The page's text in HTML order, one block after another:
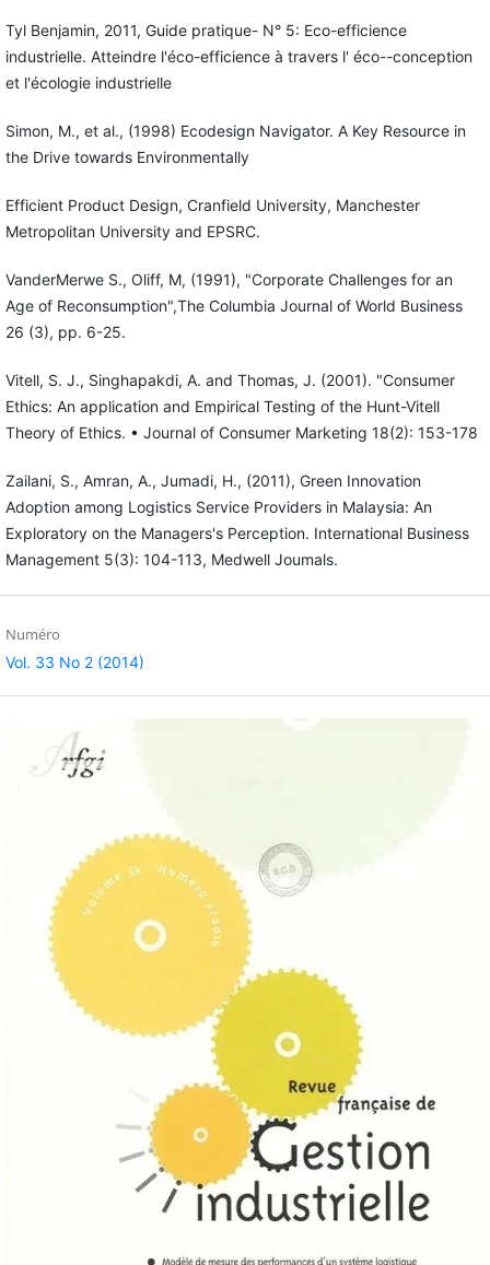
Tyl Benjamin, 2011, Guide pratique- N° 5: Eco-efficience
industrielle. Atteindre l'éco-efficience à travers l' éco--conception
et l'écologie industrielle
Simon, M., et al., (1998) Ecodesign Navigator. A Key Resource in
the Drive towards Environmentally
Efficient Product Design, Cranfield University, Manchester
Metropolitan University and EPSRC.
VanderMerwe S., Oliff, M, (1991), "Corporate Challenges for an
Age of Reconsumption",The Columbia Journal of World Business
26 (3), pp. 6-25.
Vitell, S. J., Singhapakdi, A. and Thomas, J. (2001). "Consumer
Ethics: An application and Empirical Testing of the Hunt-Vitell
Theory of Ethics. • Journal of Consumer Marketing 18(2): 153-178
Zailani, S., Amran, A., Jumadi, H., (2011), Green Innovation
Adoption among Logistics Service Providers in Malaysia: An
Exploratory on the Managers's Perception. International Business
Management 5(3): 104-113, Medwell Joumals.
Numéro
Vol. 33 No 2 (2014)